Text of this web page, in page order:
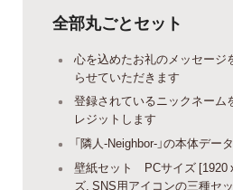
全部丸ごとセット
心を込めたお礼のメッセージ
らせていただきます
登録されているニックネーム
レジットします
「隣人-Neighbor-」の本体データ
壁紙セット PCサイズ [1920
ズ, SNS用アイコンの三種セ